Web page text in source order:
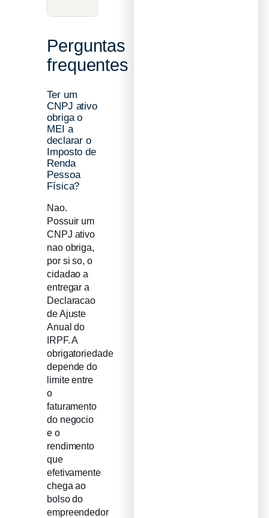
Perguntas
frequentes
Ter um
CNPJ ativo
obriga o
MEI a
declarar o
Imposto de
Renda
Pessoa
Física?
Nao.
Possuir um
CNPJ ativo
nao obriga,
por si so, o
cidadao a
entregar a
Declaracao
de Ajuste
Anual do
IRPF. A
obrigatoriedade
depende do
limite entre
o
faturamento
do negocio
e o
rendimento
que
efetivamente
chega ao
bolso do
empreendedor